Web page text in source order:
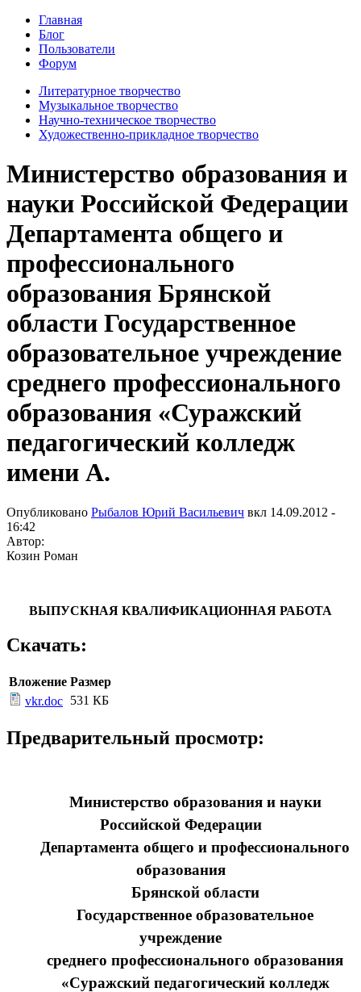
Главная
Блог
Пользователи
Форум
Литературное творчество
Музыкальное творчество
Научно-техническое творчество
Художественно-прикладное творчество
Министерство образования и
науки Российской Федерации
Департамента общего и
профессионального
образования Брянской
области Государственное
образовательное учреждение
среднего профессионального
образования «Суражский
педагогический колледж
имени А.
Опубликовано Рыбалов Юрий Васильевич вкл 14.09.2012 -
16:42
Автор:
Козин Роман
ВЫПУСКНАЯ КВАЛИФИКАЦИОННАЯ РАБОТА
Скачать:
Вложение Размер
vkr.doc 531 КБ
Предварительный просмотр:
Министерство образования и науки
Российской Федерации
Департамента общего и профессионального
образования
Брянской области
Государственное образовательное
учреждение
среднего профессионального образования
«Суражский педагогический колледж